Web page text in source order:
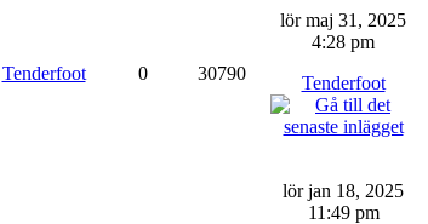
Tenderfoot 0 30790
lör maj 31, 2025
4:28 pm
Tenderfoot
lör jan 18, 2025
11:49 pm